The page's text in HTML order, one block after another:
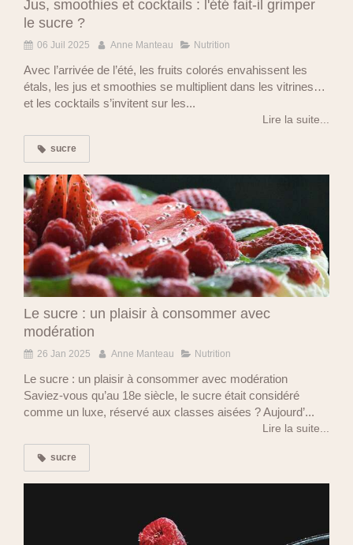
Jus, smoothies et cocktails : l'été fait-il grimper
le sucre ?
06 Juil 2025 Anne Manteau Nutrition
Avec l’arrivée de l’été, les fruits colorés envahissent les
étals, les jus et smoothies se multiplient dans les vitrines…
et les cocktails s’invitent sur les...
Lire la suite...
sucre
Le sucre : un plaisir à consommer avec
modération
26 Jan 2025 Anne Manteau Nutrition
Le sucre : un plaisir à consommer avec modération
Saviez-vous qu’au 18e siècle, le sucre était considéré
comme un luxe, réservé aux classes aisées ? Aujourd’...
Lire la suite...
sucre